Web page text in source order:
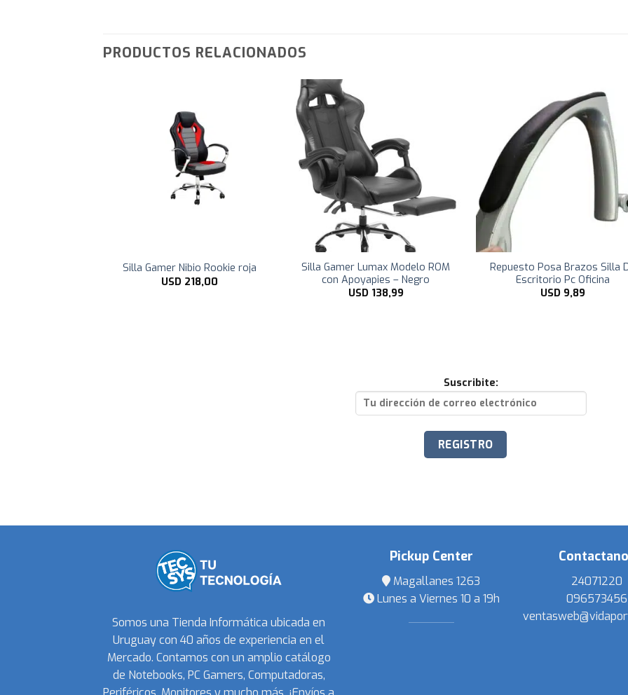
PRODUCTOS RELACIONADOS
Silla Gamer Nibio Rookie roja
USD 218,00
Silla Gamer Lumax Modelo ROM
con Apoyapies – Negro
USD 138,99
Repuesto Posa Brazos Silla
Escritorio Pc Oficina
USD 9,89
Suscribite:
Somos una Tienda Informática ubicada en
Uruguay con 40 años de experiencia en el
Mercado. Contamos con un amplio catálogo
de Notebooks, PC Gamers, Computadoras,
Pickup Center
Magallanes 1263
Lunes a Viernes 10 a 19h
24071220
096573456